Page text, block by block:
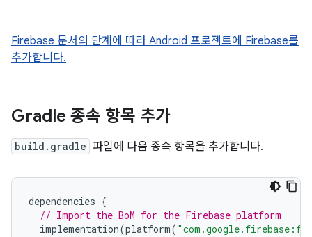
Firebase 문서의 단계에 따라 Android 프로젝트에 Firebase를
추가합니다.
Gradle 종속 항목 추가
build.gradle 파일에 다음 종속 항목을 추가합니다.
dependencies {
// Import the BoM for the Firebase platform
implementation(platform(